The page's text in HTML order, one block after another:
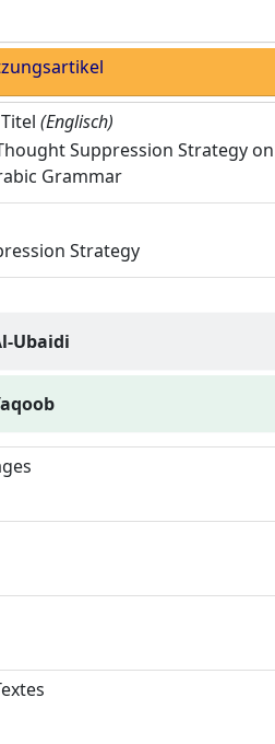
(Englisch)
Suppression Strategy
Grammar
Strategy
Ubaidi